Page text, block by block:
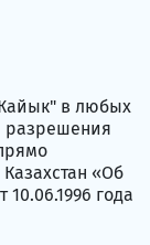
в любых
разрешения
«Об
года